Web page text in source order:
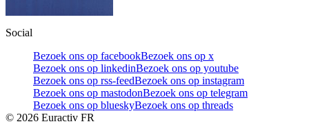
Social
Bezoek ons op facebookBezoek ons op x
Bezoek ons op linkedinBezoek ons op youtube
Bezoek ons op rss-feedBezoek ons op instagram
Bezoek ons op mastodonBezoek ons op telegram
Bezoek ons op blueskyBezoek ons op threads
© 2026 Euractiv FR